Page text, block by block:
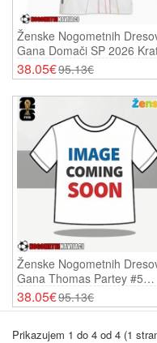
Ženske Nogometnih
Gana Domači SP 2026
Rokavi
38.05€95.13€
Ženske Nogometnih
Gana Thomas Partey #5
Domači SP 2026 Kratki
Rokavi
38.05€95.13€
Prikazujem 1 do 4 od 4 (1